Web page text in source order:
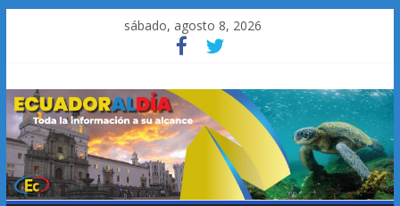
sábado, agosto 8, 2026